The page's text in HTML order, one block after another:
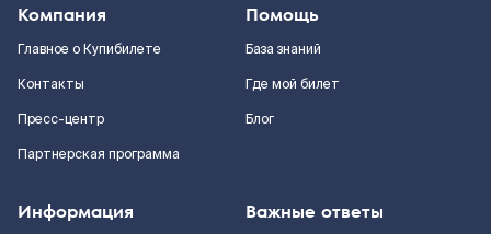
Компания
Главное о Купибилете
Контакты
Пресс-центр
Партнерская программа
Помощь
База знаний
Где мой билет
Блог
Информация Важные ответы